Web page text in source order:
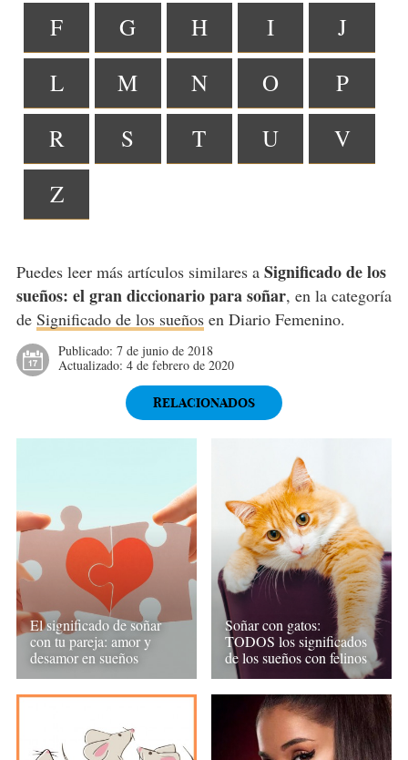
F
G H I
J
L
M N O
P
R
S T U
V
Z
Puedes leer más artículos similares a Significado de los
sueños: el gran diccionario para soñar, en la categoría
de Significado de los sueñosen Diario Femenino.
Publicado: 7 de junio de 2018
Actualizado: 4 de febrero de 2020
RELACIONADOS
El significado de soñar
con tu pareja: amor y
desamor en sueños
Soñar con gatos:
TODOS los significados
de los sueños con felinos